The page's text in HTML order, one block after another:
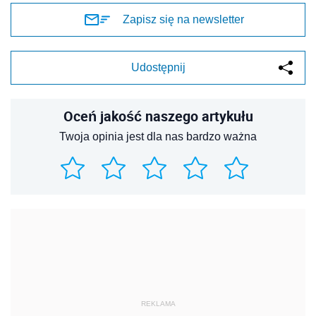
Zapisz się na newsletter
Udostępnij
Oceń jakość naszego artykułu
Twoja opinia jest dla nas bardzo ważna
REKLAMA